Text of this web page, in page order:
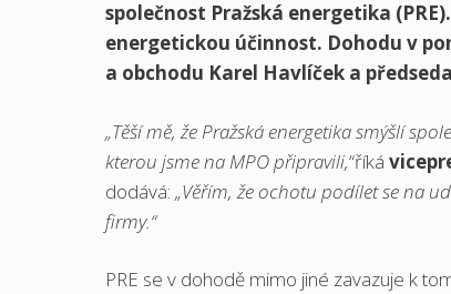
společnost Pražská energetika
energetickou účinnost. Dohodu v
a obchodu Karel Havlíček a
„Těší mě, že Pražská energetika smýšlí
kterou jsme na MPO připravili,“říká
dodává: „Věřím, že ochotu podílet se na
firmy.“
PRE se v dohodě mimo jiné zavazuje k